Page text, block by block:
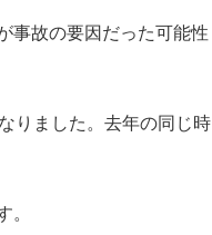
事故の要因だった可能性
りました。去年の同じ時